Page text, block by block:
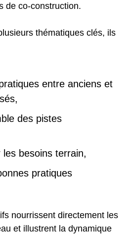
de co-construction.
thématiques clés, ils
entre anciens et
des pistes
besoins terrain,
pratiques
nourrissent directement les
et illustrent la dynamique